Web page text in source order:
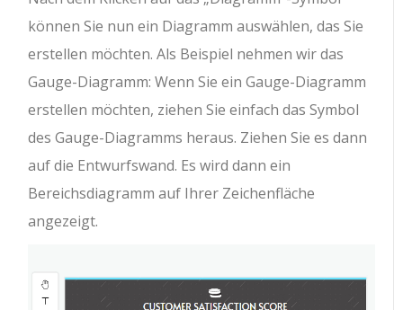
können Sie nun ein Diagramm auswählen, das Sie
erstellen möchten. Als Beispiel nehmen wir das
Gauge-Diagramm: Wenn Sie ein Gauge-Diagramm
erstellen möchten, ziehen Sie einfach das Symbol
des Gauge-Diagramms heraus. Ziehen Sie es dann
auf die Entwurfswand. Es wird dann ein
Bereichsdiagramm auf Ihrer Zeichenfläche
angezeigt.